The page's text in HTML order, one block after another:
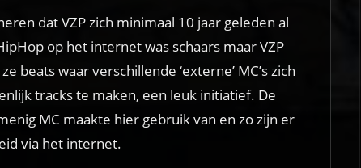
dat VZP zich minimaal 10 jaar geleden al
op het internet was schaars maar VZP
beats waar verschillende ‘externe’ MC’s zich
tracks te maken, een leuk initiatief. De
MC maakte hier gebruik van en zo zijn er
via het internet.